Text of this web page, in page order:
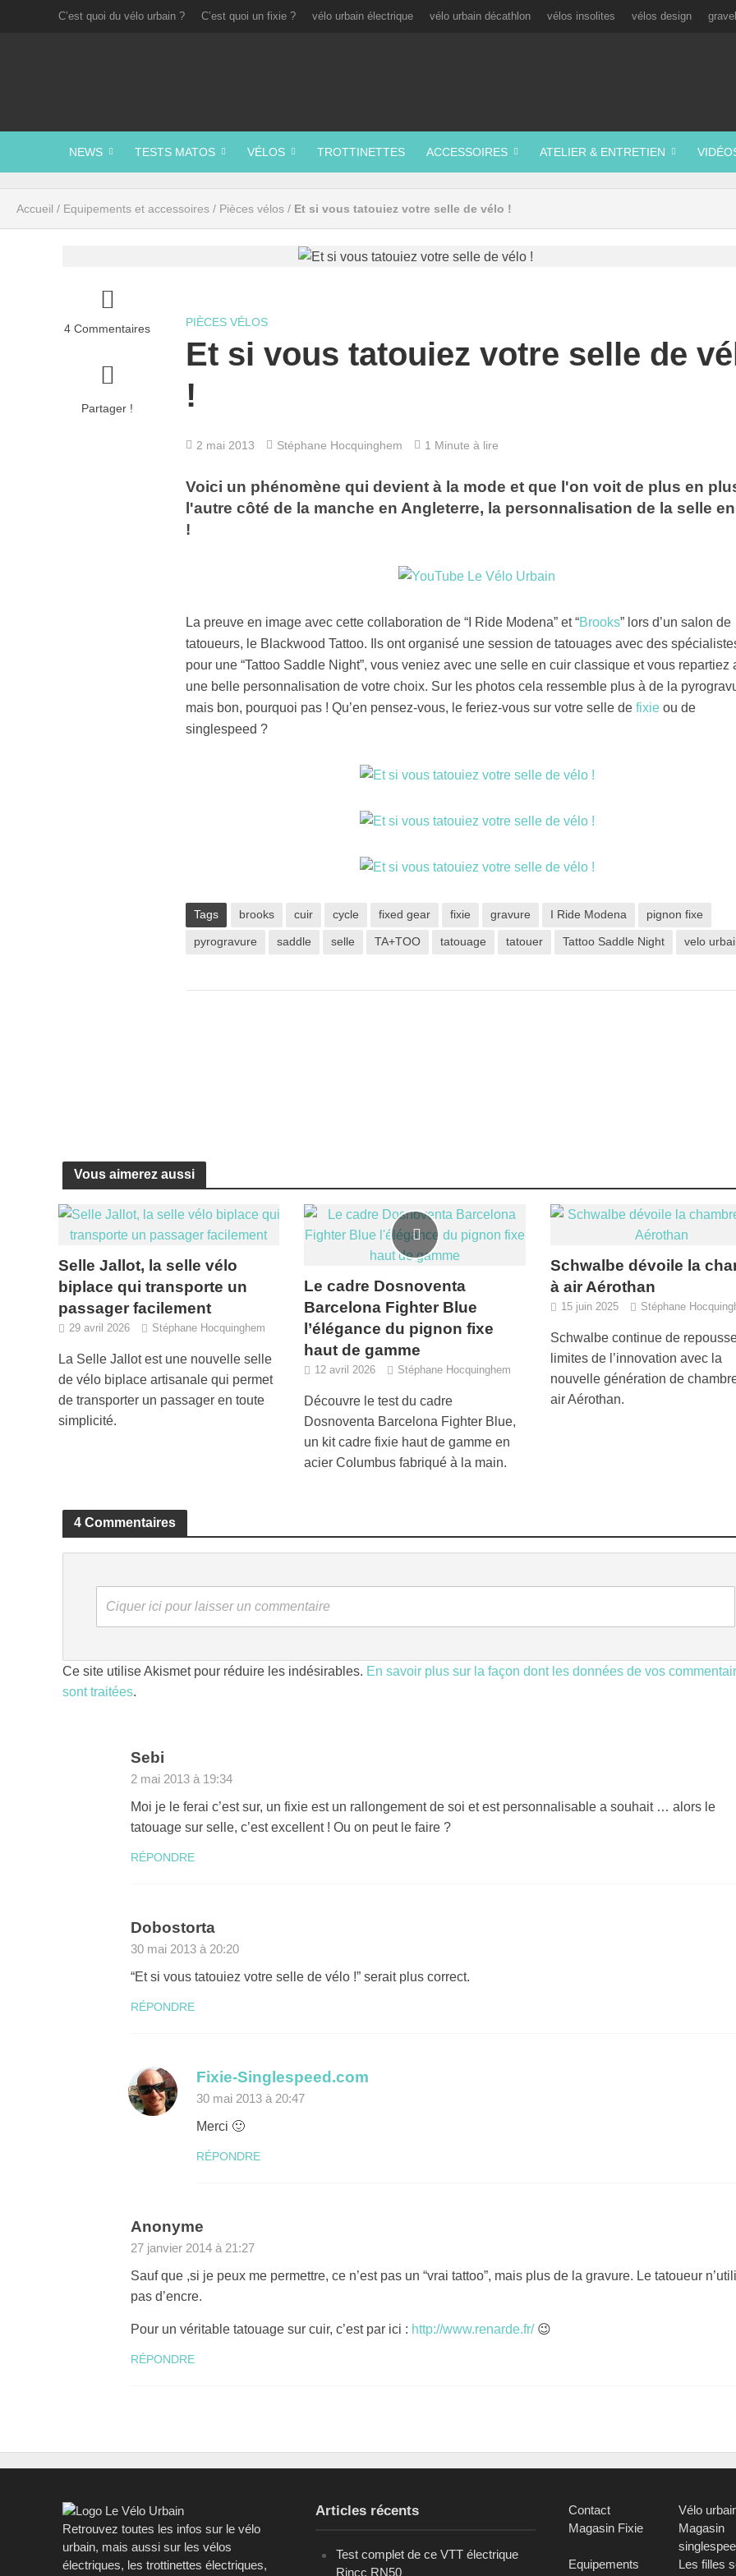
C’est quoi du vélo urbain ? C’est quoi un fixie ? vélo urbain électrique vélo urbain décathlon vélos insolites vélos design gravel
NEWS TESTS MATOS VÉLOS TROTTINETTES ACCESSOIRES ATELIER & ENTRETIEN
Accueil / Equipements et accessoires / Pièces vélos / Et si vous tatouiez votre selle de vélo !
4 Commentaires
Partager !
PIÈCES VÉLOS
Et si vous tatouiez votre selle de
!
2 mai 2013 Stéphane Hocquinghem 1 Minute à lire
Voici un phénomène qui devient à la mode et que l'on voit de plus en
l'autre côté de la manche en Angleterre, la personnalisation de la selle
!
La preuve en image avec cette collaboration de “I Ride Modena” et “Brooks” lors d’un salon de
tatoueurs, le Blackwood Tattoo. Ils ont organisé une session de tatouages avec des
pour une “Tattoo Saddle Night”, vous veniez avec une selle en cuir classique et vous repartiez
une belle personnalisation de votre choix. Sur les photos cela ressemble plus à de la
mais bon, pourquoi pas ! Qu’en pensez-vous, le feriez-vous sur votre selle de fixie ou de
singlespeed ?
Tags brooks cuir cycle fixed gear fixie gravure I Ride Modena pignon fixe
pyrogravure saddle selle TA+TOO tatouage tatouer Tattoo Saddle Night velo
Vous aimerez aussi
Selle Jallot, la selle vélo
biplace qui transporte un
passager facilement
29 avril 2026 Stéphane Hocquinghem
La Selle Jallot est une nouvelle selle
de vélo biplace artisanale qui permet
de transporter un passager en toute
simplicité.
Le cadre Dosnoventa
Barcelona Fighter Blue
l’élégance du pignon fixe
haut de gamme
12 avril 2026 Stéphane Hocquinghem
Découvre le test du cadre
Dosnoventa Barcelona Fighter Blue,
un kit cadre fixie haut de gamme en
acier Columbus fabriqué à la main.
Schwalbe dévoile la
à air Aérothan
15 juin 2025 Stéphane
Schwalbe continue de
limites de l’innovation avec la
nouvelle génération de
air Aérothan.
4 Commentaires
Ciquer ici pour laisser un commentaire
Ce site utilise Akismet pour réduire les indésirables. En savoir plus sur la façon dont les données de vos
sont traitées.
Sebi
2 mai 2013 à 19:34
Moi je le ferai c’est sur, un fixie est un rallongement de soi et est personnalisable a souhait … alors le
tatouage sur selle, c’est excellent ! Ou on peut le faire ?
RÉPONDRE
Dobostorta
30 mai 2013 à 20:20
“Et si vous tatouiez votre selle de vélo !” serait plus correct.
RÉPONDRE
Fixie-Singlespeed.com
30 mai 2013 à 20:47
Merci 🙂
RÉPONDRE
Anonyme
27 janvier 2014 à 21:27
Sauf que ,si je peux me permettre, ce n’est pas un “vrai tattoo”, mais plus de la gravure. Le tatoueur
pas d’encre.
Pour un véritable tatouage sur cuir, c’est par ici : http://www.renarde.fr/😉
RÉPONDRE
Retrouvez toutes les infos sur le vélo
urbain, mais aussi sur les vélos
électriques, les trottinettes électriques,
Articles récents
Test complet de ce VTT électrique
Rincc RN50
Contact
Vélo
Magasin Fixie
Magasin
Equipements
Les filles